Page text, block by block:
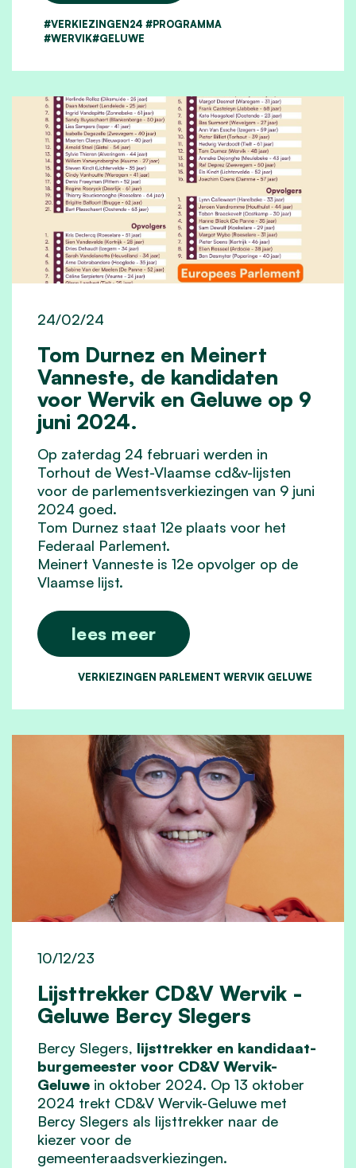
#VERKIEZINGEN24 #PROGRAMMA
#WERVIK#GELUWE
Tom Durnez en Meinert
Vanneste, de kandidaten
voor Wervik en Geluwe op 9
juni 2024.
24/02/24
Op zaterdag 24 februari werden in
Torhout de West-Vlaamse cd&v-lijsten
voor de parlementsverkiezingen van 9 juni
2024 goed.
Tom Durnez staat 12e plaats voor het
Federaal Parlement.
Meinert Vanneste is 12e opvolger op de
Vlaamse lijst.
lees meer
VERKIEZINGEN PARLEMENT WERVIK GELUWE
Lijsttrekker CD&V Wervik -
Geluwe Bercy Slegers
10/12/23
Bercy Slegers, lijsttrekker en kandidaat-
burgemeester voor CD&V Wervik-
Geluwe in oktober 2024. Op 13 oktober
2024 trekt CD&V Wervik-Geluwe met
Bercy Slegers als lijsttrekker naar de
kiezer voor de
gemeenteraadsverkiezingen.